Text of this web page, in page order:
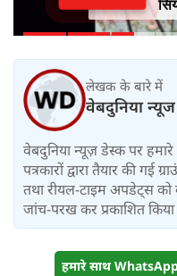
को
लेखक के बारे में
वेबदुनिया
वेबदुनिया न्यूज़ डेस्क पर हमारे
पत्रकारों द्वारा तैयार की गई
तथा रीयल-टाइम अपडेट्स को
जांच-परख कर प्रकाशित किया
हमारे साथ